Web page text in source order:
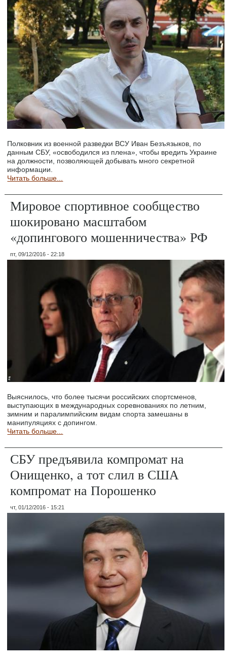
Полковник из военной разведки ВСУ Иван Безъязыков, по
данным СБУ, «освободился из плена», чтобы вредить Украине
на должности, позволяющей добывать много секретной
информации.
Читать больше...
Мировое спортивное сообщество
шокировано масштабом
«допингового мошенничества» РФ
пт, 09/12/2016 - 22:18
Выяснилось, что более тысячи российских спортсменов,
выступающих в международных соревнованиях по летним,
зимним и паралимпийским видам спорта замешаны в
манипуляциях с допингом.
Читать больше...
СБУ предъявила компромат на
Онищенко, а тот слил в США
компромат на Порошенко
чт, 01/12/2016 - 15:21